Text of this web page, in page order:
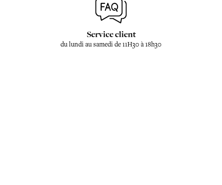
Service client
du lundi au samedi de 11H30 à 18h30